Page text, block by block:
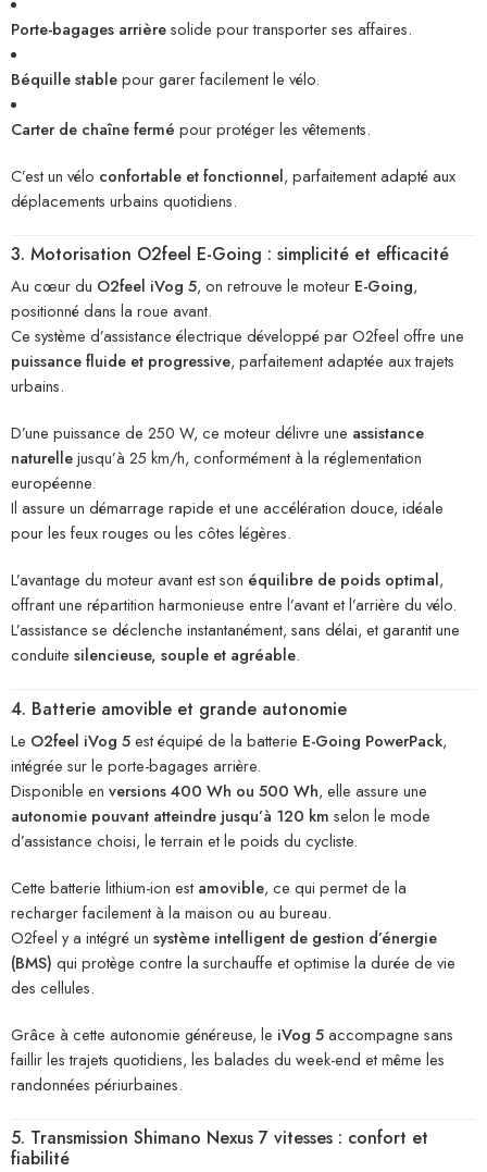
Porte-bagages arrièresolide pour transporter ses affaires.
Béquille stablepour garer facilement le vélo.
Carter de chaîne fermé pour protéger les vêtements.
C’est un vélo confortable et fonctionnel, parfaitement adapté aux
déplacements urbains quotidiens.
3. Motorisation O2feel E-Going : simplicité et efficacité
Au cœur du O2feel iVog 5, on retrouve le moteur E-Going,
positionné dans la roue avant.
Ce système d’assistance électrique développé par O2feel offre une
puissance fluide et progressive, parfaitement adaptée aux trajets
urbains.
D’une puissance de 250 W, ce moteur délivre une assistance
naturellejusqu’à 25 km/h, conformément à la réglementation
européenne.
Il assure un démarrage rapide et une accélération douce, idéale
pour les feux rouges ou les côtes légères.
L’avantage du moteur avant est son équilibre de poids optimal,
offrant une répartition harmonieuse entre l’avant et l’arrière du vélo.
L’assistance se déclenche instantanément, sans délai, et garantit une
conduite silencieuse, souple et agréable.
4. Batterie amovible et grande autonomie
Le O2feel iVog 5est équipé de la batterie E-Going PowerPack,
intégrée sur le porte-bagages arrière.
Disponible en versions 400 Wh ou 500 Wh, elle assure une
autonomie pouvant atteindre jusqu’à 120 km selon le mode
d’assistance choisi, le terrain et le poids du cycliste.
Cette batterie lithium-ion est amovible, ce qui permet de la
recharger facilement à la maison ou au bureau.
O2feel y a intégré un système intelligent de gestion d’énergie
(BMS) qui protège contre la surchauffe et optimise la durée de vie
des cellules.
Grâce à cette autonomie généreuse, le iVog 5accompagne sans
faillir les trajets quotidiens, les balades du week-end et même les
randonnées périurbaines.
5. Transmission Shimano Nexus 7 vitesses : confort et
fiabilité